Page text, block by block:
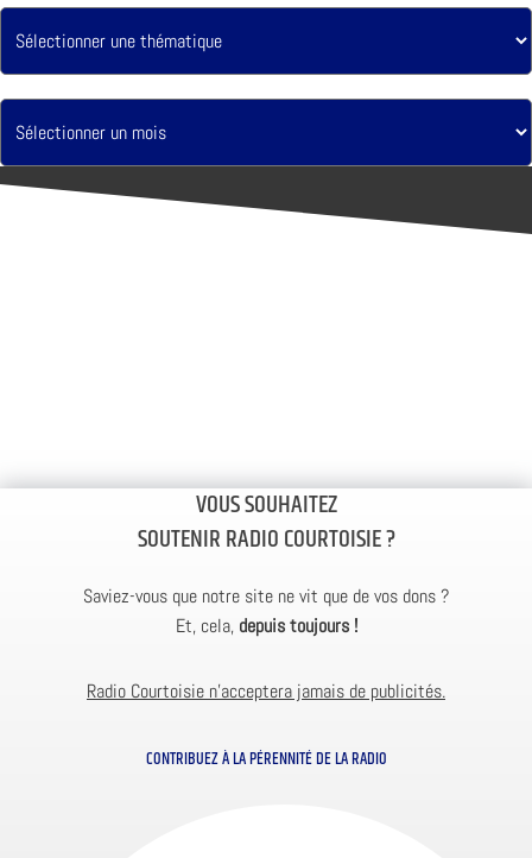
VOUS SOUHAITEZ
SOUTENIR RADIO COURTOISIE ?
Saviez-vous que notre site ne vit que de vos dons ?
Et, cela, depuis toujours !
Radio Courtoisie n’acceptera jamais de publicités.
CONTRIBUEZ À LA PÉRENNITÉ DE LA RADIO